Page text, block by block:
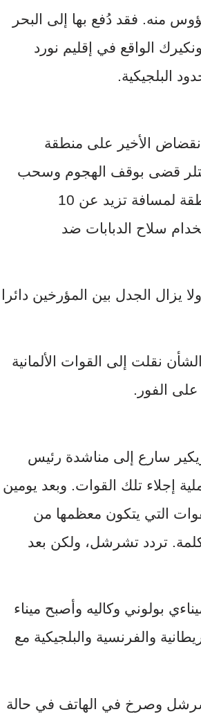
في موقف ميؤوس منه. فقد دُفع بها إلى البحر
الواقع في إقليم نورد
الأخير على منطقة
24 مايو أمرا من هتلر قضى بوقف الهجوم وسحب
الوحدات المتقدمة، وعدم الاقتراب من هذه المنطقة لمسافة تزيد عن 10
سلاح الدبابات ضد
يزال الجدل بين المؤرخين دائرا
نقلت إلى القوات الألمانية
الفور.
سارع إلى مناشدة رئيس
إجلاء تلك القوات. وبعد يومين
التي يتكون معظمها من
تردد تشرشل، ولكن بعد
بولوني وكاليه وأصبح ميناء
والفرنسية والبلجيكية مع
وصرخ في الهاتف في حالة